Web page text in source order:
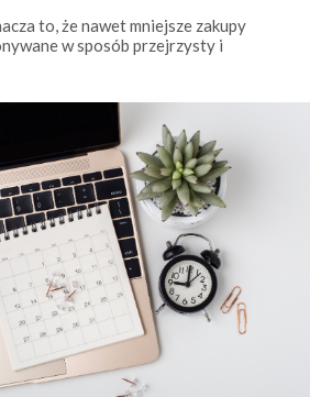
w sposób przejrzysty i